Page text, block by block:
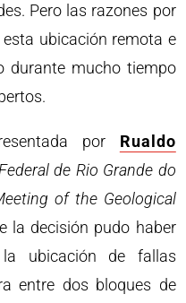
Pero las razones por
ubicación remota e
durante mucho tiempo
por Rualdo
de Rio Grande do
of the Geological
la decisión pudo haber
ubicación de fallas
entre dos bloques de